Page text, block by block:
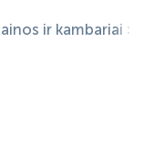
ir kambariai >